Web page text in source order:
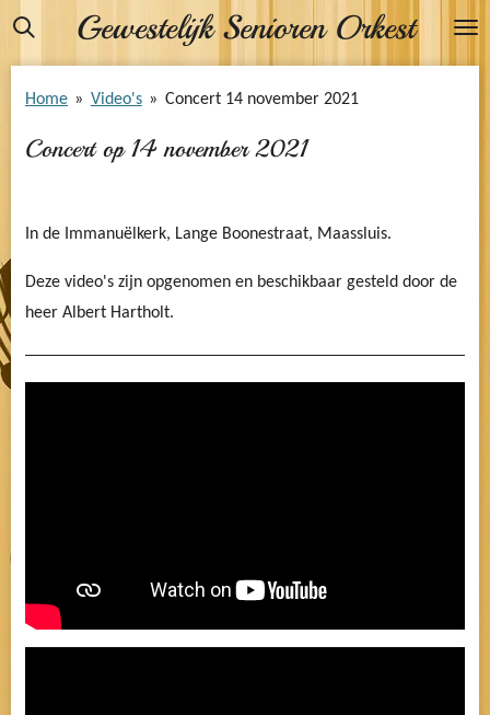
Ga
hoofdinhoud
Gewestelijk Senioren Orkest
Home » Video's » Concert 14 november 2021
Concert op 14 november 2021
In de Immanuëlkerk, Lange Boonestraat, Maassluis.
Deze video's zijn opgenomen en beschikbaar gesteld door de
heer Albert Hartholt.